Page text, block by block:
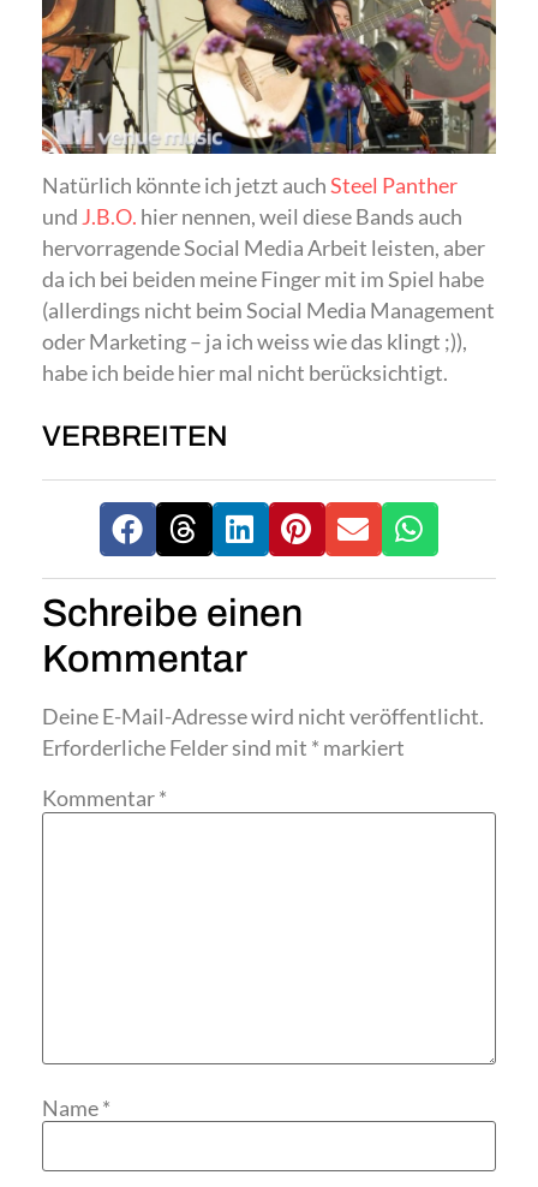
Natürlich könnte ich jetzt auchSteel Panther
undJ.B.O. hier nennen, weil diese Bands auch
hervorragende Social Media Arbeit leisten, aber
da ich bei beiden meine Finger mit im Spiel habe
(allerdings nicht beim Social Media Management
oder Marketing – ja ich weiss wie das klingt ;)),
habe ich beide hier mal nicht berücksichtigt.
VERBREITEN
Schreibe einen
Kommentar
Deine E-Mail-Adresse wird nicht veröffentlicht.
Erforderliche Felder sind mit * markiert
Kommentar*
Name*